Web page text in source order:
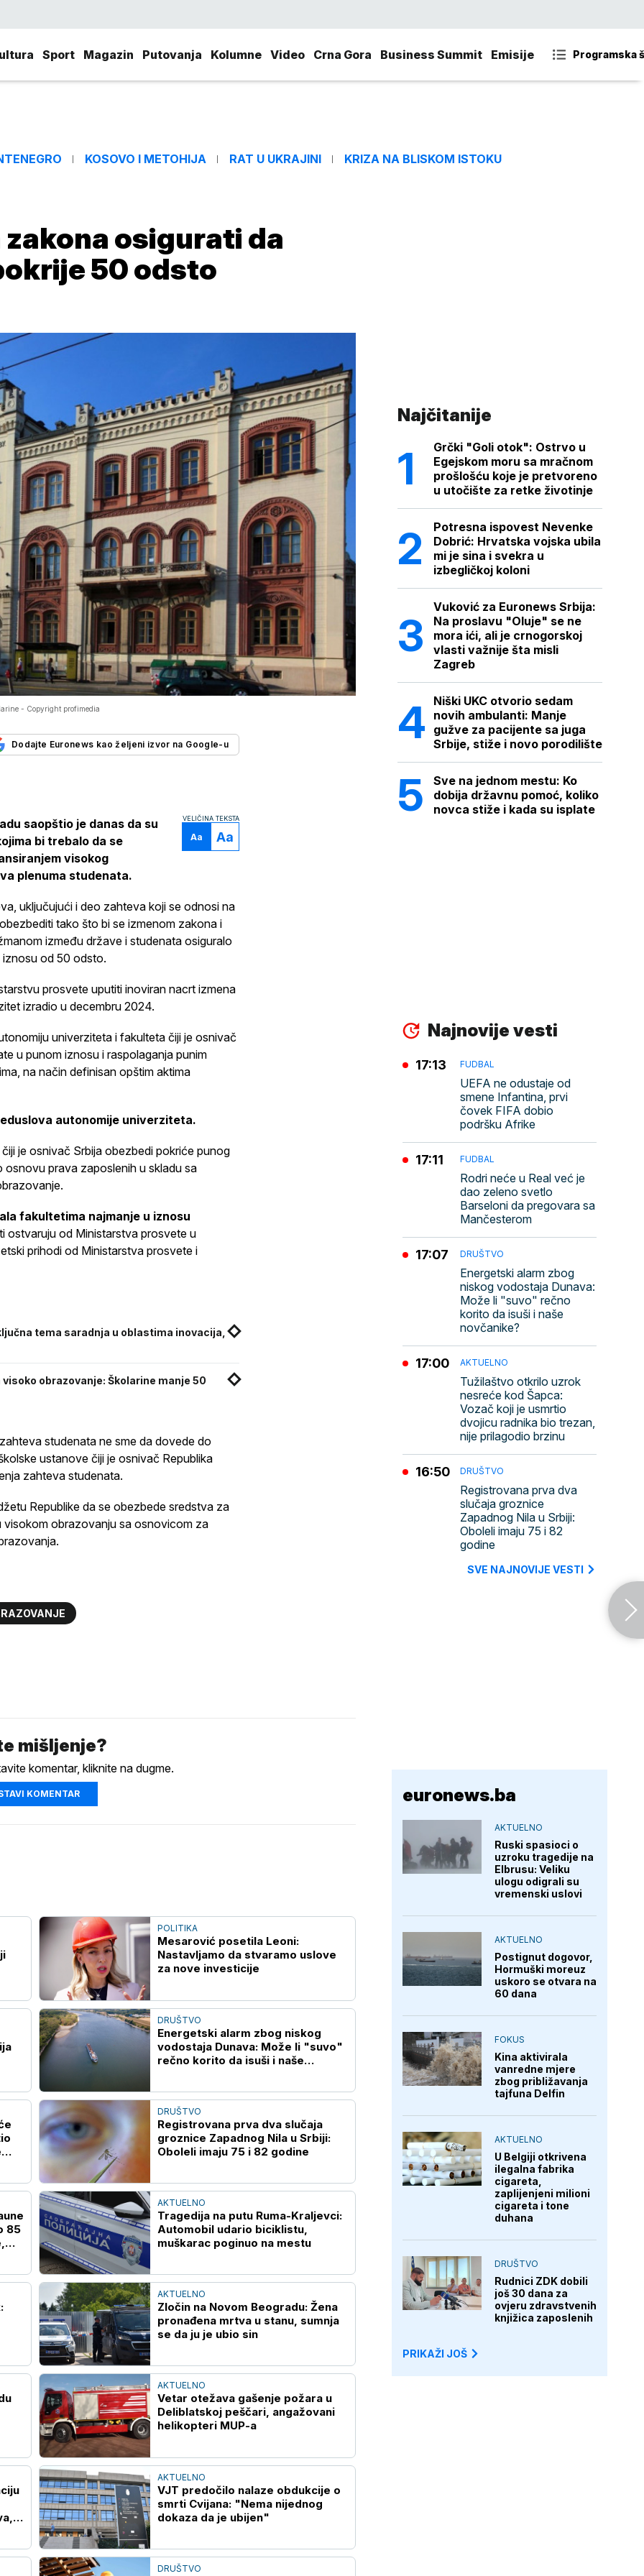
Sport Magazin Putovanja Kolumne Video Crna Gora Business Summit Emisije Programska
KOSOVO I METOHIJA RAT U UKRAJINI KRIZA NA BLISKOM ISTOKU
osigurati da
50 odsto
- Copyright profimedia
Dodajte Euronews kao željeni izvor na Google-u
VELIČINA TEKSTA
Aa Aa
saopštio je danas da su
bi trebalo da se
visokog
plenuma studenata.
uključujući i deo zahteva koji se odnosi na
tako što bi se izmenom zakona i
između države i studenata osiguralo
iznosu od 50 odsto.
prosvete uputiti inoviran nacrt izmena
izradio u decembru 2024.
univerziteta i fakulteta čiji je osnivač
u punom iznosu i raspolaganja punim
na način definisan opštim aktima
autonomije univerziteta.
je osnivač Srbija obezbedi pokriće punog
osnovu prava zaposlenih u skladu sa
fakultetima najmanje u iznosu
ostvaruju od Ministarstva prosvete u
prihodi od Ministarstva prosvete i
tema saradnja u oblastima inovacija,
visoko obrazovanje: Školarine manje 50
studenata ne sme da dovede do
ustanove čiji je osnivač Republika
zahteva studenata.
Republike da se obezbede sredstva za
visokom obrazovanju sa osnovicom za
mišljenje?
komentar, kliknite na dugme.
KOMENTAR
POLITIKA
Mesarović posetila Leoni:
Nastavljamo da stvaramo uslove
za nove investicije
DRUŠTVO
Energetski alarm zbog niskog
vodostaja Dunava: Može li "suvo"
rečno korito da isuši i naše
DRUŠTVO
Registrovana prva dva slučaja
groznice Zapadnog Nila u Srbiji:
Oboleli imaju 75 i 82 godine
85
AKTUELNO
Tragedija na putu Ruma-Kraljevci:
Automobil udario biciklistu,
muškarac poginuo na mestu
AKTUELNO
Zločin na Novom Beogradu: Žena
pronađena mrtva u stanu, sumnja
se da ju je ubio sin
AKTUELNO
Vetar otežava gašenje požara u
Deliblatskoj peščari, angažovani
helikopteri MUP-a
AKTUELNO
VJT predočilo nalaze obdukcije o
smrti Cvijana: "Nema nijednog
dokaza da je ubijen"
DRUŠTVO
Najčitanije
Grčki "Goli otok": Ostrvo u
Egejskom moru sa mračnom
prošlošću koje je pretvoreno
u utočište za retke životinje
Potresna ispovest Nevenke
Dobrić: Hrvatska vojska ubila
mi je sina i svekra u
izbegličkoj koloni
Vuković za Euronews Srbija:
Na proslavu "Oluje" se ne
mora ići, ali je crnogorskoj
vlasti važnije šta misli
Zagreb
Niški UKC otvorio sedam
novih ambulanti: Manje
gužve za pacijente sa juga
Srbije, stiže i novo porodilište
Sve na jednom mestu: Ko
dobija državnu pomoć, koliko
novca stiže i kada su isplate
Najnovije vesti
FUDBAL
UEFA ne odustaje od
smene Infantina, prvi
čovek FIFA dobio
podršku Afrike
17:13
FUDBAL
Rodri neće u Real već je
dao zeleno svetlo
Barseloni da pregovara sa
Mančesterom
17:11
DRUŠTVO
Energetski alarm zbog
niskog vodostaja Dunava:
Može li "suvo" rečno
korito da isuši i naše
novčanike?
17:07
AKTUELNO
Tužilaštvo otkrilo uzrok
nesreće kod Šapca:
Vozač koji je usmrtio
dvojicu radnika bio trezan,
nije prilagodio brzinu
17:00
DRUŠTVO
Registrovana prva dva
slučaja groznice
Zapadnog Nila u Srbiji:
Oboleli imaju 75 i 82
godine
16:50
SVE NAJNOVIJE VESTI
euronews.ba
AKTUELNO
Ruski spasioci o
uzroku tragedije na
Elbrusu: Veliku
ulogu odigrali su
vremenski uslovi
AKTUELNO
Postignut dogovor,
Hormuški moreuz
uskoro se otvara na
60 dana
FOKUS
Kina aktivirala
vanredne mjere
zbog približavanja
tajfuna Delfin
AKTUELNO
U Belgiji otkrivena
ilegalna fabrika
cigareta,
zaplijenjeni milioni
cigareta i tone
duhana
DRUŠTVO
Rudnici ZDK dobili
još 30 dana za
ovjeru zdravstvenih
knjižica zaposlenih
PRIKAŽI JOŠ